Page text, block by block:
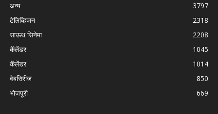
अन्य
3797
टेलिव्हिजन
2318
साऊथ सिनेमा
2208
कॅलेंडर
1045
कॅलेंडर
1014
वेबसिरीज
850
भोजपूरी
669